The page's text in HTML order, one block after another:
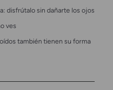
disfrútalo sin dañarte los ojos
ves
también tienen su forma